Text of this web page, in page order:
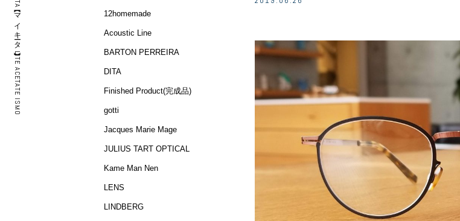
MYKITA【マイキータ 】 LITE ACETATE ISMO 12homemade
Acoustic Line
BARTON PERREIRA
DITA
Finished Product(完成品)
gotti
Jacques Marie Mage
JULIUS TART OPTICAL
Kame Man Nen
LENS
LINDBERG